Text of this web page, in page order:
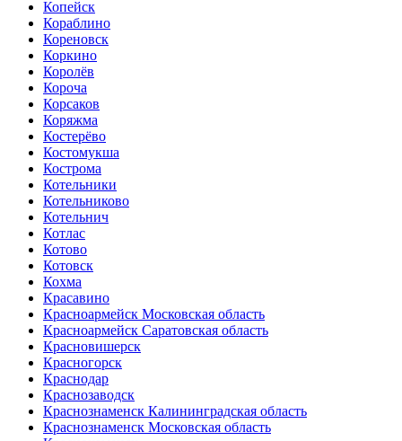
Копейск
Кораблино
Кореновск
Коркино
Королёв
Короча
Корсаков
Коряжма
Костерёво
Костомукша
Кострома
Котельники
Котельниково
Котельнич
Котлас
Котово
Котовск
Кохма
Красавино
Красноармейск Московская область
Красноармейск Саратовская область
Красновишерск
Красногорск
Краснодар
Краснозаводск
Краснознаменск Калининградская область
Краснознаменск Московская область